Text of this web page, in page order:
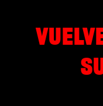
Al
hace